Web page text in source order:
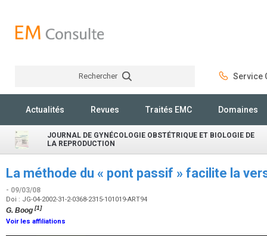
Rechercher Service
Actualités Revues Traités EMC Domaines
JOURNAL DE GYNÉCOLOGIE OBSTÉTRIQUE ET BIOLOGIE DE
LA REPRODUCTION
La méthode du « pont passif » facilite la
- 09/03/08
Doi : JG-04-2002-31-2-0368-2315-101019-ART94
G. Boog [1]
Voir les affiliations